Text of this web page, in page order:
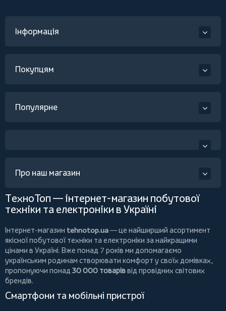
Інформація
Покупцям
Популярне
Про наш магазин
ТехноТоп — інтернет-магазин побутової
техніки та електроніки в Україні
Інтернет-магазин tehnotop.ua— це найширший асортимент
якісної побутової техніки та електроніки за найкращими
цінами в Україні. Вже понад 7 років ми допомагаємо
українським родинам створювати комфорт у своїх домівках,
пропонуючи понад 30 000 товаріввід провідних світових
брендів.
Смартфони та мобільні пристрої